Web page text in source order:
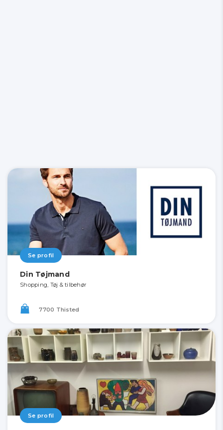
Se profil
Din Tøjmand
Shopping, Tøj & tilbehør
7700 Thisted
Se profil